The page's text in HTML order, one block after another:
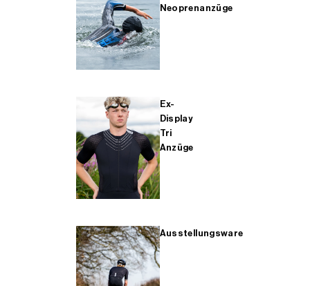
Neoprenanzüge
Ex-
Display
Tri
Anzüge
Ausstellungsware